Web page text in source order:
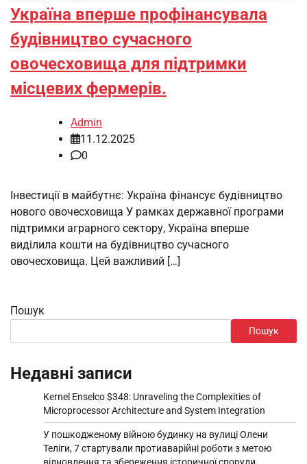
Україна вперше профінансувала
будівництво сучасного
овочесховища для підтримки
місцевих фермерів.
Admin
11.12.2025
0
Інвестиції в майбутнє: Україна фінансує будівництво
нового овочесховища У рамках державної програми
підтримки аграрного сектору, Україна вперше
виділила кошти на будівництво сучасного
овочесховища. Цей важливий […]
Пошук
Пошук
Недавні записи
Kernel Enselco $348: Unraveling the Complexities of
Microprocessor Architecture and System Integration
У пошкодженому війною будинку на вулиці Олени
Теліги, 7 стартували протиаварійні роботи з метою
відновлення та збереження історичної споруди.